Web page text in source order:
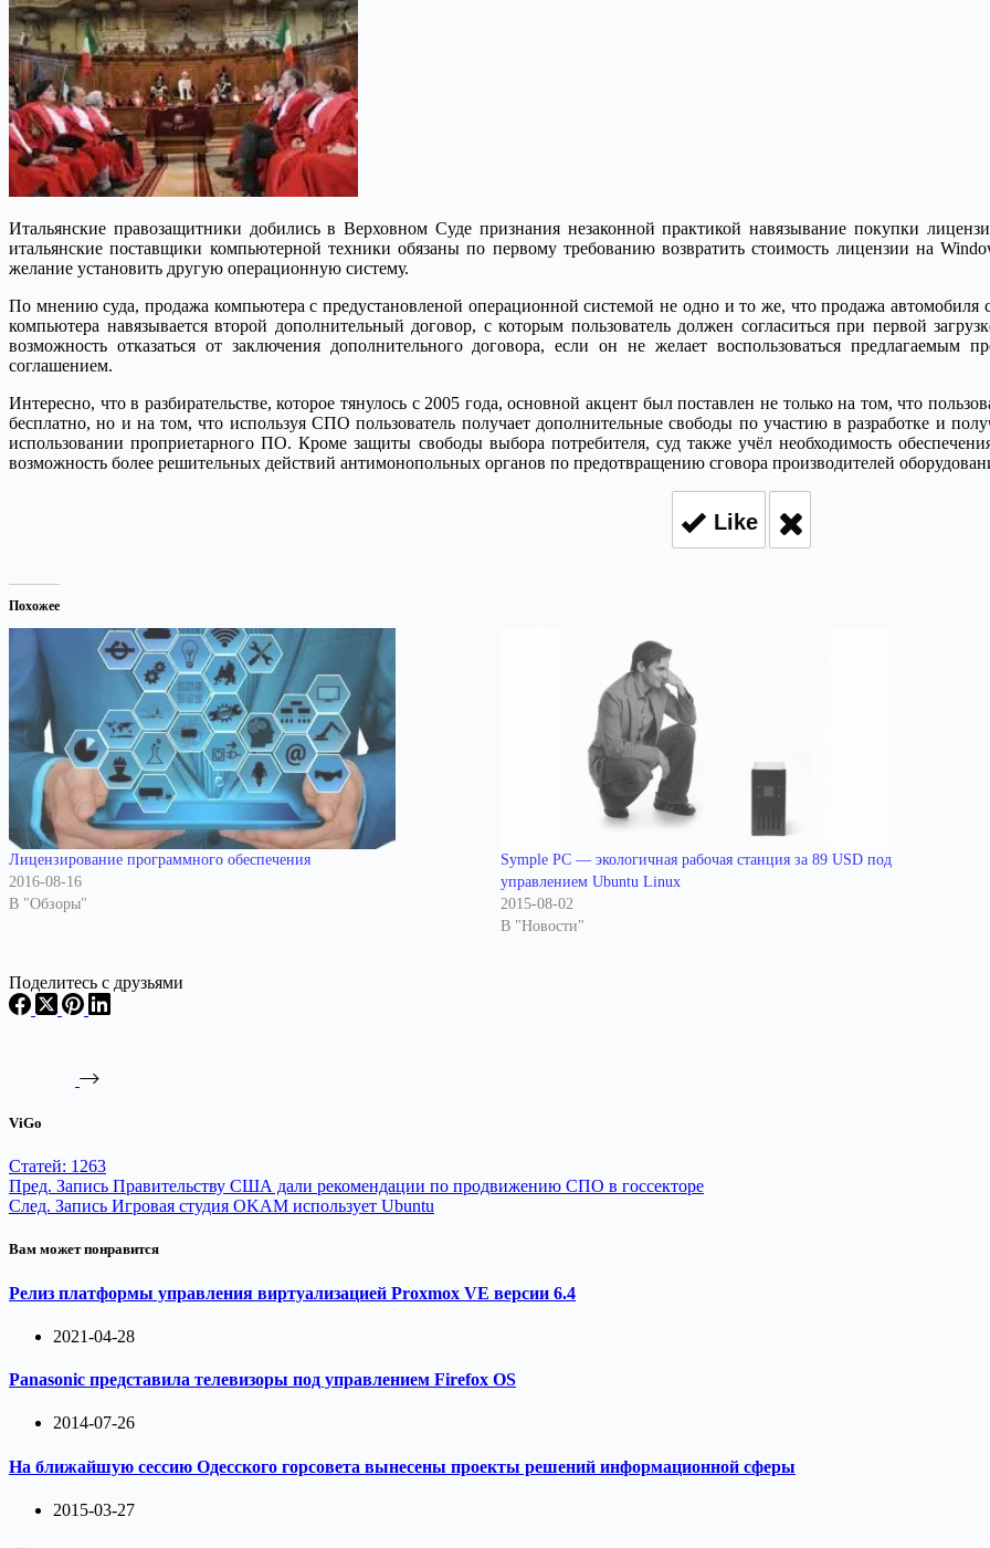
Итальянские правозащитники добились в Верховном Суде признания незаконной практикой навязывание покупки
итальянские поставщики компьютерной техники обязаны по первому требованию возвратить стоимость лицензии на
желание установить другую операционную систему.
По мнению суда, продажа компьютера с предустановленой операционной системой не одно и то же, что продажа
компьютера навязывается второй дополнительный договор, с которым пользователь должен согласиться при первой
возможность отказаться от заключения дополнительного договора, если он не желает воспользоваться
соглашением.
Интересно, что в разбирательстве, которое тянулось с 2005 года, основной акцент был поставлен не только на том, что
бесплатно, но и на том, что используя СПО пользователь получает дополнительные свободы по участию в разработке и
использовании проприетарного ПО. Кроме защиты свободы выбора потребителя, суд также учёл необходимость
возможность более решительных действий антимонопольных органов по предотвращению сговора производителей
Like
Похожее
Лицензирование программного обеспечения
2016-08-16
В "Обзоры"
Symple PC — экологичная рабочая станция за 89 USD под
управлением Ubuntu Linux
2015-08-02
В "Новости"
Поделитесь с друзьями
ViGo
Статей: 1263
Пред. Запись Правительству США дали рекомендации по продвижению СПО в госсекторе
След. Запись Игровая студия OKAM использует Ubuntu
Вам может понравится
Релиз платформы управления виртуализацией Proxmox VE версии 6.4
2021-04-28
Panasonic представила телевизоры под управлением Firefox OS
2014-07-26
На ближайшую сессию Одесского горсовета вынесены проекты решений информационной сферы
2015-03-27